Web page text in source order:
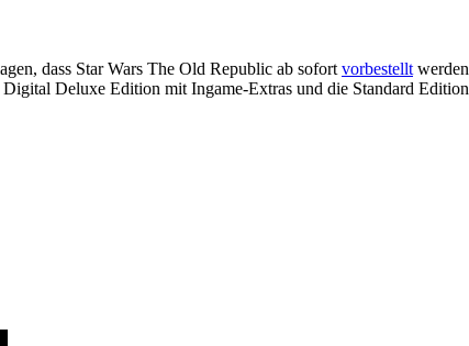
dass Star Wars The Old Republic ab sofort vorbestellt
Deluxe Edition mit Ingame-Extras und die Standard